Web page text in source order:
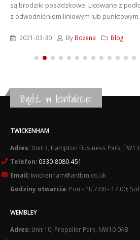
są brodziki posadzkowe. Licowane z
z odwodnieniem liniowym lub
2021-03-30 By Bożena Blog
Bądź w kontakcie!
TWICKENHAM
Adres: Unit 3, Hampton Business Park,
Telefon: 0330-8080-451
Email:twickenham@antbm.co.uk
Godziny otwarcia: Pon - Pt: 7:00 - 17:00;
WEMBLEY
Adres: Unit 10, Propeller Park, NW10 0AB